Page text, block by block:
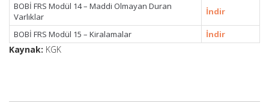
BOBİ FRS Modül 14 – Maddi Olmayan Duran
Varlıklar
İndir
BOBİ FRS Modül 15 – Kiralamalar İndir
Kaynak: KGK